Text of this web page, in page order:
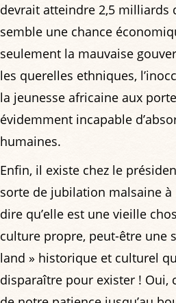
devrait atteindre 2,5 milliards
semble une chance
seulement la mauvaise
les querelles ethniques,
la jeunesse africaine aux
évidemment incapable
humaines.
Enfin, il existe chez le
sorte de jubilation malsaine à
dire qu’elle est une vieille
culture propre, peut-être une
land » historique et culturel
disparaître pour exister ! Oui,